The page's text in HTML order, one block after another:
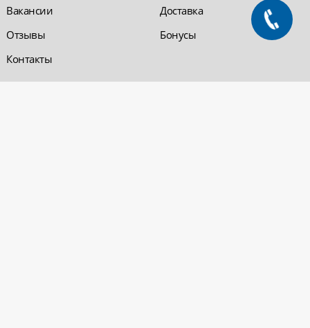
Вакансии
Отзывы
Контакты
Доставка
Бонусы
Обратная связь Компания «220 ВСЯ